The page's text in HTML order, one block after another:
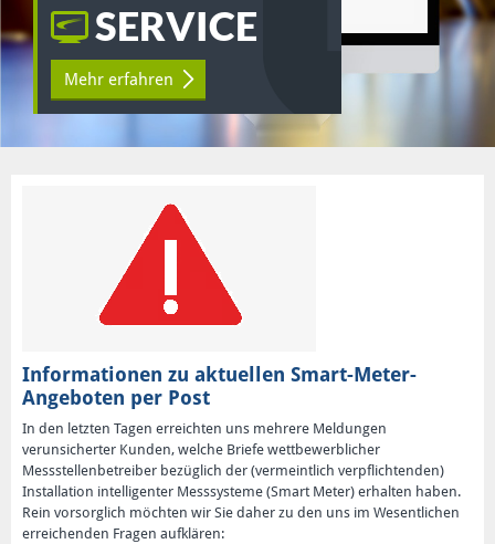
SERVICE
Mehr erfahren
Informationen zu aktuellen Smart-Meter-
Angeboten per Post
In den letzten Tagen erreichten uns mehrere Meldungen
verunsicherter Kunden, welche Briefe wettbewerblicher
Messstellenbetreiber bezüglich der (vermeintlich verpflichtenden)
Installation intelligenter Messsysteme (Smart Meter) erhalten haben.
Rein vorsorglich möchten wir Sie daher zu den uns im Wesentlichen
erreichenden Fragen aufklären: